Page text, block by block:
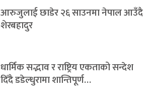
आरुजुलाई छाडेर २६ साउनमा नेपाल आउँदै
शेरबहादुर
धार्मिक सद्भाव र राष्ट्रिय एकताको सन्देश
दिँदै डडेल्धुरामा शान्तिपूर्ण…